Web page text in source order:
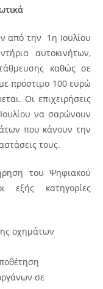
από την 1η Ιουλίου
αυτοκινήτων,
καθώς σε
πρόστιμο 100 ευρώ
Οι επιχειρήσεις
να σαρώνουν
που κάνουν την
τους.
του Ψηφιακού
εξής κατηγορίες
οχημάτων
σε